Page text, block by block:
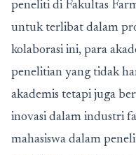
peneliti di Fakultas
untuk terlibat dalam
kolaborasi ini, para
penelitian yang tidak
akademis tetapi juga
inovasi dalam industri
mahasiswa dalam